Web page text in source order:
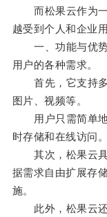
而松果云作为一
越受到个人和企业
一、功能与优势
用户的各种需求。
首先，它支持多
图片、视频等。
用户只需简单地
时存储和在线访问。
其次，松果云具
据需求自由扩展存
施。
此外，松果云还